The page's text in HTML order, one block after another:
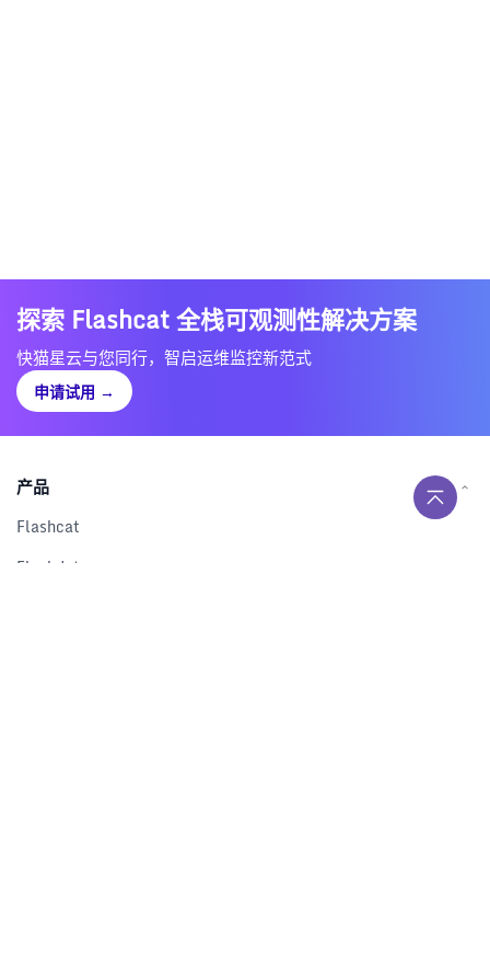
探索 Flashcat 全栈可观测性解决方案
快猫星云与您同行，智启运维监控新范式
申请试用 →
产品
Flashcat
Flashduty